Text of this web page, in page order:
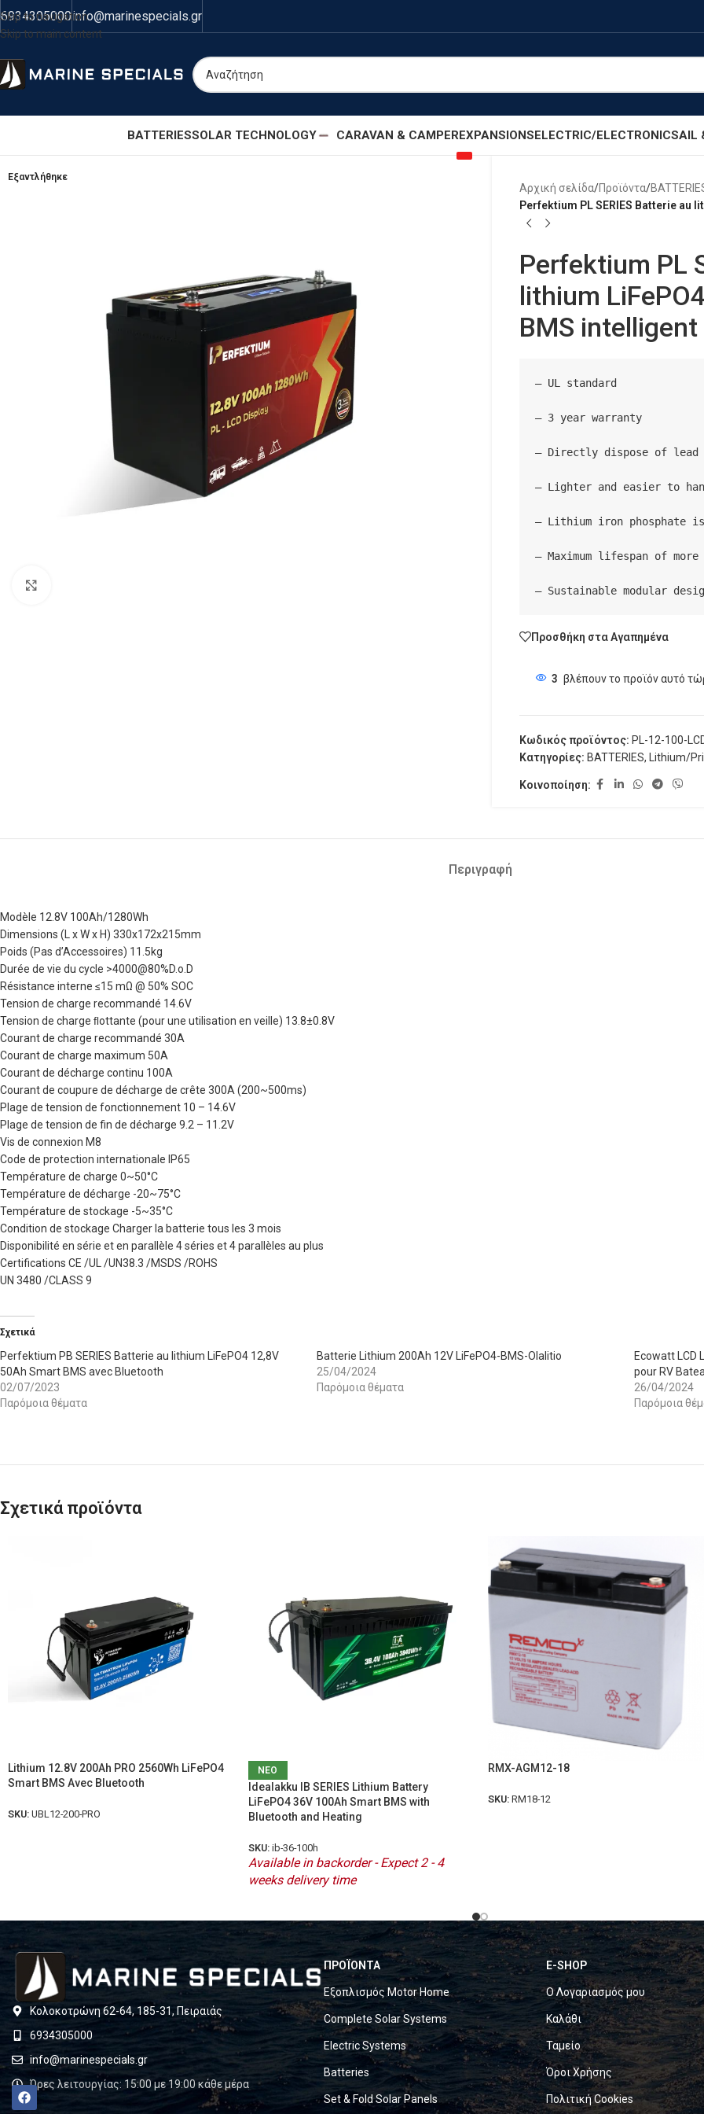
Skip to navigation
Skip to main content
6934305000info@marinespecials.gr
BATTERIESSOLAR TECHNOLOGY CARAVAN & CAMPEREXPANSIONSELECTRIC/ELECTRONICSAIL
Εξαντλήθηκε
Αρχική σελίδα/Προϊόντα/
Perfektium PL SERIES Batterie au
Perfektium PL
lithium
BMS intelligent
– UL standard
– 3 year warranty
– Directly dispose of
– Lighter and easier to
– Lithium iron phosphate
– Maximum lifespan of
– Sustainable modular
Προσθήκη στα Αγαπημένα
3 βλέπουν το προϊόν αυτό
Κωδικός προϊόντος: PL-12-100-
Κατηγορίες: BATTERIES, Lithium/
Κοινοποίηση:
Περιγραφή
Modèle 12.8V 100Ah/1280Wh
Dimensions (L x W x H) 330x172x215mm
Poids (Pas d’Accessoires) 11.5kg
Durée de vie du cycle >4000@80%D.o.D
Résistance interne ≤15 mΩ @ 50% SOC
Tension de charge recommandé 14.6V
Tension de charge ﬂottante (pour une utilisation en veille) 13.8±0.8V
Courant de charge recommandé 30A
Courant de charge maximum 50A
Courant de décharge continu 100A
Courant de coupure de décharge de crête 300A (200~500ms)
Plage de tension de fonctionnement 10 – 14.6V
Plage de tension de fin de décharge 9.2 – 11.2V
Vis de connexion M8
Code de protection internationale IP65
Température de charge 0~50°C
Température de décharge -20~75°C
Température de stockage -5~35°C
Condition de stockage Charger la batterie tous les 3 mois
Disponibilité en série et en parallèle 4 séries et 4 parallèles au plus
Certifications CE /UL /UN38.3 /MSDS /ROHS
UN 3480 /CLASS 9
Σχετικά
Perfektium PB SERIES Batterie au lithium LiFePO4 12,8V
50Ah Smart BMS avec Bluetooth
02/07/2023
Παρόμοια θέματα
Batterie Lithium 200Ah 12V LiFePO4-BMS-Olalitio
25/04/2024
Παρόμοια θέματα
Ecowatt LCD
pour RV
26/04/2024
Παρόμοια
Σχετικά προϊόντα
Lithium 12.8V 200Ah PRO 2560Wh LiFePO4
Smart BMS Avec Bluetooth
SKU: UBL12-200-PRO
ΝΕΟ
Idealakku IB SERIES Lithium Battery
LiFePO4 36V 100Ah Smart BMS with
Bluetooth and Heating
SKU: ib-36-100h
Available in backorder - Expect 2 - 4
weeks delivery time
RMX-AGM12-18
SKU: RM18-12
Κολοκοτρώνη 62-64, 185-31, Πειραιάς
6934305000
info@marinespecials.gr
Ώρες λειτουργίας: 15:00 με 19:00 κάθε μέρα
ΠΡΟΪΟΝΤΑ
Εξοπλισμός Motor Home
Complete Solar Systems
Electric Systems
Batteries
Set & Fold Solar Panels
E-SHOP
Ο Λογαριασμός μου
Καλάθι
Ταμείο
Όροι Χρήσης
Πολιτική Cookies